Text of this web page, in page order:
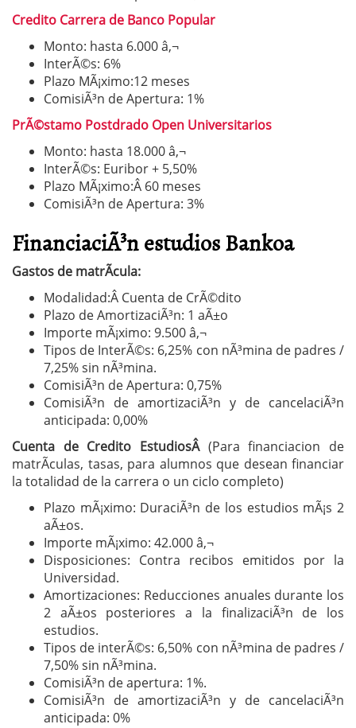
Credito Carrera de Banco Popular
Monto: hasta 6.000 â‚¬
InterÃ©s: 6%
Plazo MÃ¡ximo:12 meses
ComisiÃ³n de Apertura: 1%
PrÃ©stamo Postdrado Open Universitarios
Monto: hasta 18.000 â‚¬
InterÃ©s: Euribor + 5,50%
Plazo MÃ¡ximo:Â 60 meses
ComisiÃ³n de Apertura: 3%
FinanciaciÃ³n estudios Bankoa
Gastos de matrÃ­cula:
Modalidad:Â Cuenta de CrÃ©dito
Plazo de AmortizaciÃ³n: 1 aÃ±o
Importe mÃ¡ximo: 9.500 â‚¬
Tipos de InterÃ©s: 6,25% con nÃ³mina de padres /
7,25% sin nÃ³mina.
ComisiÃ³n de Apertura: 0,75%
ComisiÃ³n de amortizaciÃ³n y de cancelaciÃ³n
anticipada: 0,00%
Cuenta de Credito EstudiosÂ (Para financiacion de
matrÃ­culas, tasas, para alumnos que desean financiar
la totalidad de la carrera o un ciclo completo)
Plazo mÃ¡ximo: DuraciÃ³n de los estudios mÃ¡s 2
aÃ±os.
Importe mÃ¡ximo: 42.000 â‚¬
Disposiciones: Contra recibos emitidos por la
Universidad.
Amortizaciones: Reducciones anuales durante los
2 aÃ±os posteriores a la finalizaciÃ³n de los
estudios.
Tipos de interÃ©s: 6,50% con nÃ³mina de padres /
7,50% sin nÃ³mina.
ComisiÃ³n de apertura: 1%.
ComisiÃ³n de amortizaciÃ³n y de cancelaciÃ³n
anticipada: 0%